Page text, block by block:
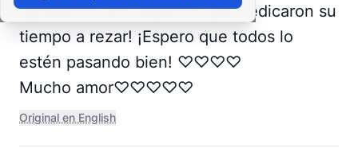
agradecido por aquellos que dedicaron su
tiempo a rezar! ¡Espero que todos lo
estén pasando bien! ♡♡♡♡
Mucho amor♡♡♡♡♡
Original en English